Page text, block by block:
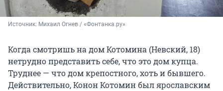
Источник: Михаил Огнев / «Фонтанка.ру»
Когда смотришь на дом Котомина (Невский, 18)
нетрудно представить себе, что это дом купца.
Труднее — что дом крепостного, хоть и бывшего.
Действительно, Конон Котомин был ярославским